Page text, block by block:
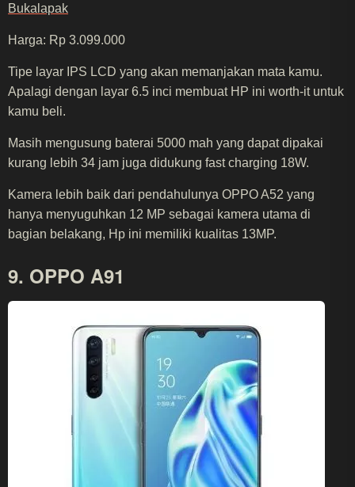
Bukalapak
Harga: Rp 3.099.000
Tipe layar IPS LCD yang akan memanjakan mata kamu.
Apalagi dengan layar 6.5 inci membuat HP ini worth-it untuk
kamu beli.
Masih mengusung baterai 5000 mah yang dapat dipakai
kurang lebih 34 jam juga didukung fast charging 18W.
Kamera lebih baik dari pendahulunya OPPO A52 yang
hanya menyuguhkan 12 MP sebagai kamera utama di
bagian belakang, Hp ini memiliki kualitas 13MP.
9. OPPO A91